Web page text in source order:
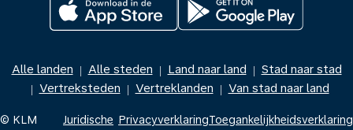
Alle landen | Alle steden | Land naar land | Stad naar stad
| Vertreksteden | Vertreklanden | Van stad naar land
© KLM Juridische PrivacyverklaringToegankelijkheidsverklaring